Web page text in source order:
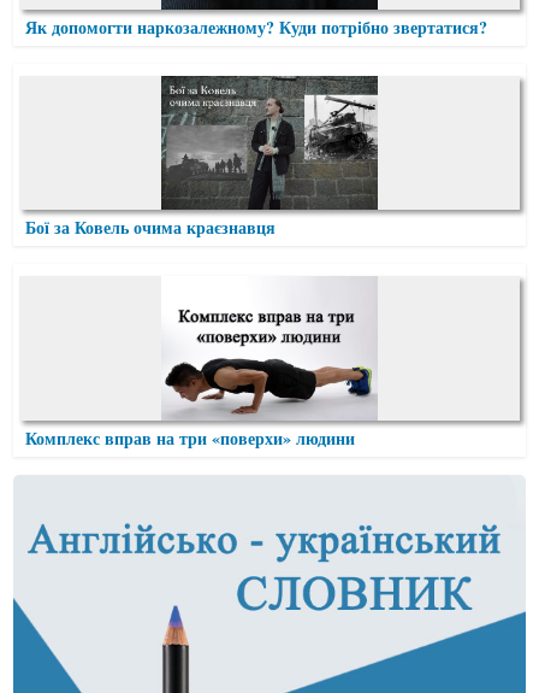
Як допомогти наркозалежному? Куди потрібно звертатися?
Бої за Ковель очима краєзнавця
Комплекс вправ на три «поверхи» людини